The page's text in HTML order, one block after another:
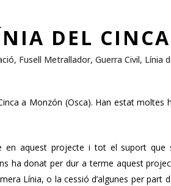
DEL CINCA
, Fusell Metrallador, Guerra Civil, Línia
a Monzón (Osca). Han estat moltes
en aquest projecte i tot el suport que
ha donat per dur a terme aquest
Línia, o la cessió d’algunes per part